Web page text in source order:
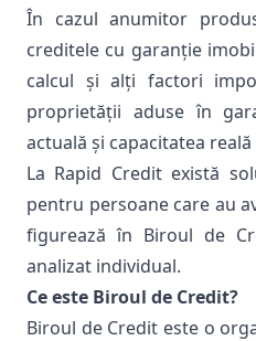
În cazul anumitor
creditele cu garanție
calcul și alți factori
proprietății aduse în
actuală și capacitatea
La Rapid Creditexistă
pentru persoane care au
figurează în Biroul de
analizat individual.
Ce este Biroul de Credit?
Biroul de Credit este o